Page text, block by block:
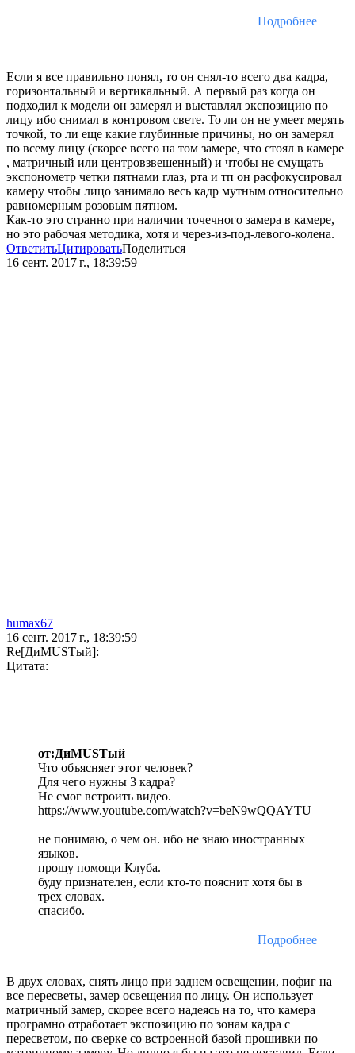
Подробнее
Если я все правильно понял, то он снял-то всего два кадра,
горизонтальный и вертикальный. А первый раз когда он
подходил к модели он замерял и выставлял экспозицию по
лицу ибо снимал в контровом свете. То ли он не умеет мерять
точкой, то ли еще какие глубинные причины, но он замерял
по всему лицу (скорее всего на том замере, что стоял в камере
, матричный или центровзвешенный) и чтобы не смущать
экспонометр четки пятнами глаз, рта и тп он расфокусировал
камеру чтобы лицо занимало весь кадр мутным относительно
равномерным розовым пятном.
Как-то это странно при наличии точечного замера в камере,
но это рабочая методика, хотя и через-из-под-левого-колена.
ОтветитьЦитироватьПоделиться
16 сент. 2017 г., 18:39:59
humax67
16 сент. 2017 г., 18:39:59
Re[ДиMUSTый]:
Цитата:
от:ДиMUSTый
Что объясняет этот человек?
Для чего нужны 3 кадра?
Не смог встроить видео.
https://www.youtube.com/watch?v=beN9wQQAYTU
не понимаю, о чем он. ибо не знаю иностранных
языков.
прошу помощи Клуба.
буду признателен, если кто-то пояснит хотя бы в
трех словах.
спасибо.
Подробнее
В двух словах, снять лицо при заднем освещении, пофиг на
все пересветы, замер освещения по лицу. Он использует
матричный замер, скорее всего надеясь на то, что камера
програмно отработает экспозицию по зонам кадра с
пересветом, по сверке со встроенной базой прошивки по